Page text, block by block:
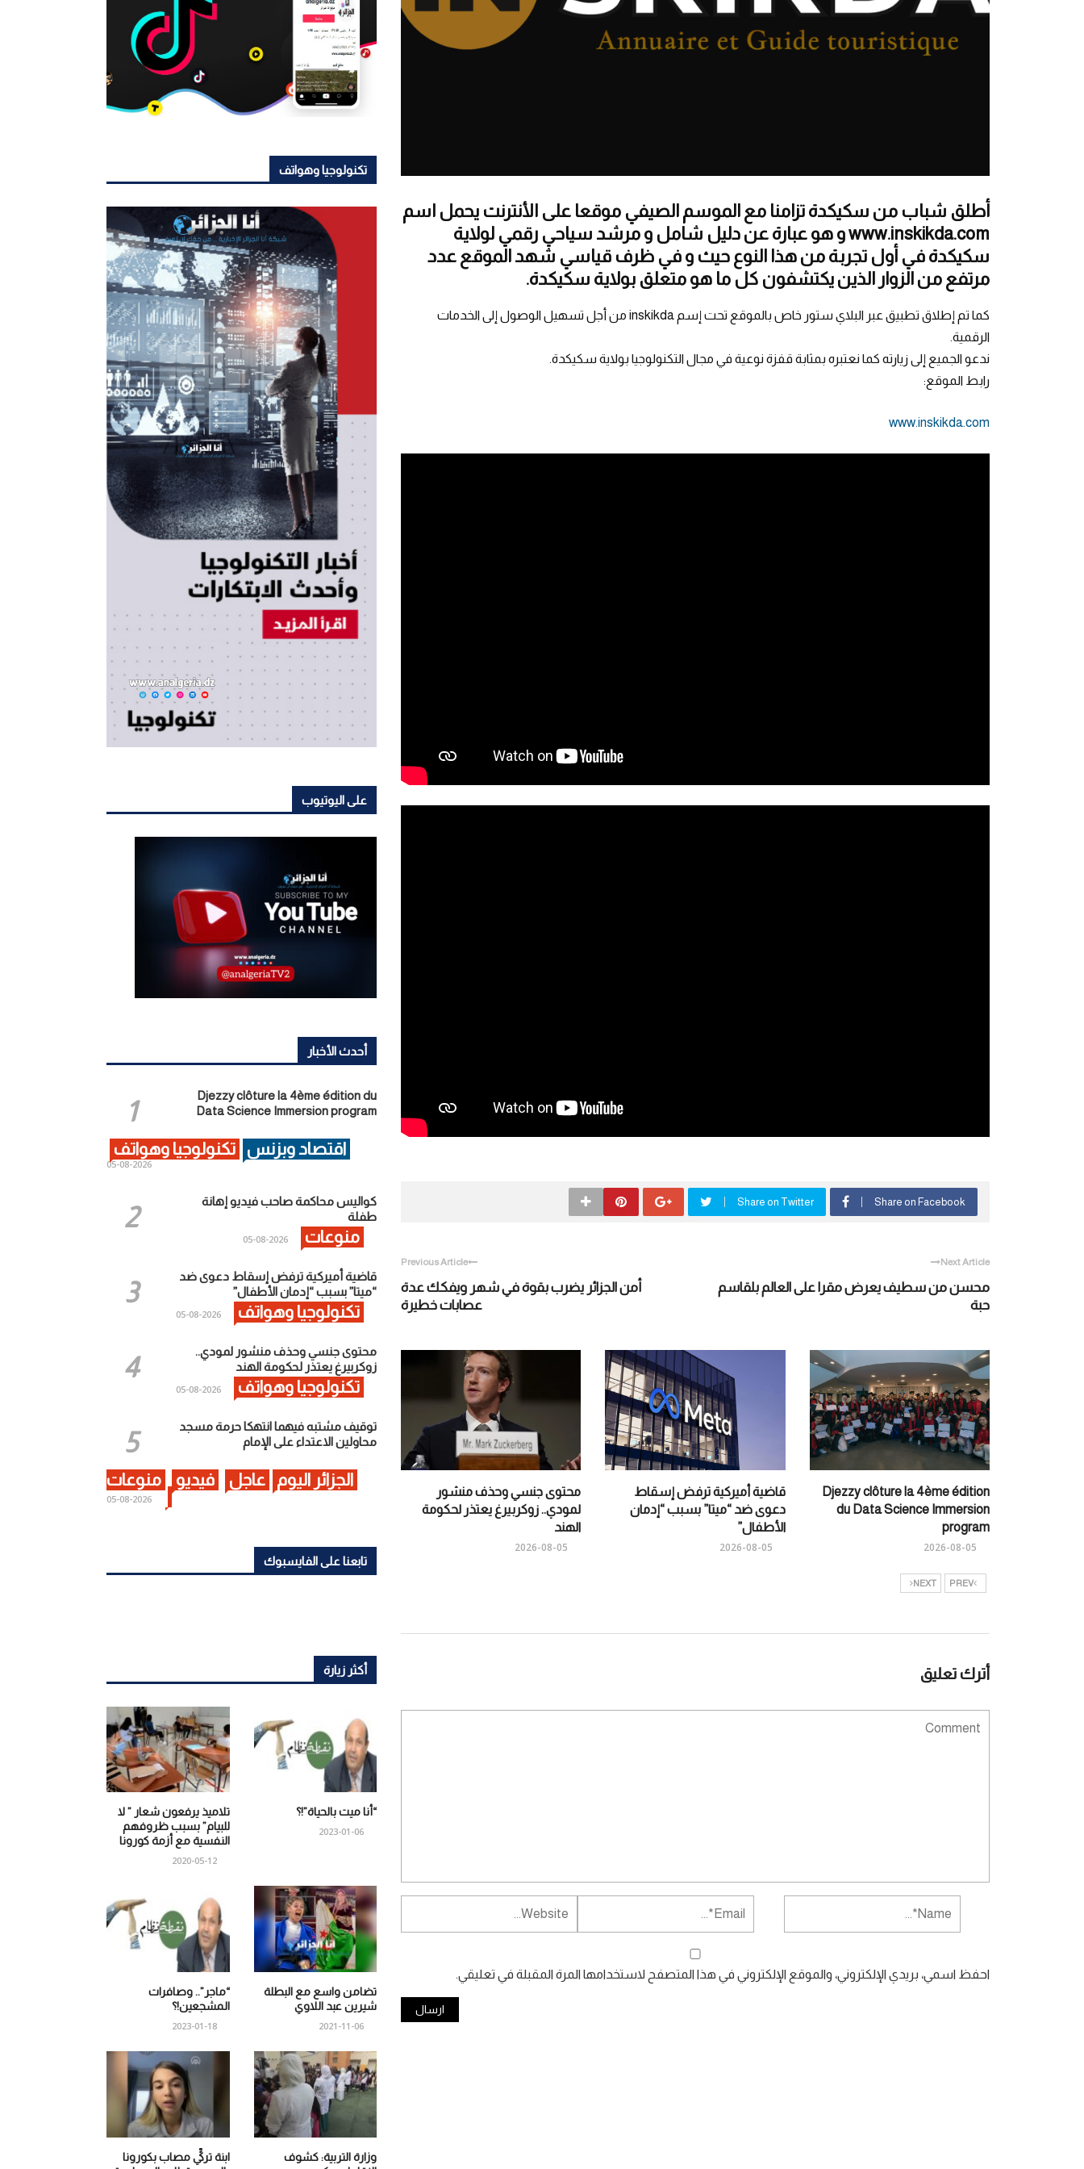
أطلق شباب من سكيكدة تزامنا مع الموسم الصيفي موقعا على الأنترنت يحمل اسم
www.inskikda.com و هو عبارة عن دليل شامل و مرشد سياحي رقمي لولاية
سكيكدة في أول تجربة من هذا النوع حيث و في ظرف قياسي شهد الموقع عدد
مرتفع من الزوار الذين يكتشفون كل ما هو متعلق بولاية سكيكدة.
كما تم إطلاق تطبيق عبر البلاي ستور خاص بالموقع تحت إسم inskikda من أجل تسهيل الوصول إلى الخدمات
الرقمية.
ندعو الجميع إلى زيارته كما نعتبره بمثابة قفزة نوعية في مجال التكنولوجيا بولاية سكيكدة.
رابط الموقع:
www.inskikda.com
Share on Facebook
Share on Twitter
Previous Article
أمن الجزائر يضرب بقوة في شهر ويفكك عدة
عصابات خطيرة
Next Article
محسن من سطيف يعرض مقرا على العالم بلقاسم
حبة
Djezzy clôture la 4ème édition
du Data Science Immersion
program
2026-08-05
قاضية أميركية ترفض إسقاط
دعوى ضد “ميتا” بسبب “إدمان
الأطفال”
2026-08-05
محتوى جنسي وحذف منشور
لمودي.. زوكربيرغ يعتذر لحكومة
الهند
2026-08-05
PREV
NEXT
أترك تعليق
احفظ اسمي، بريدي الإلكتروني، والموقع الإلكتروني في هذا المتصفح لاستخدامها المرة المقبلة في تعليقي.
تكنولوجيا وهواتف
على اليوتيوب
أحدث الأخبار
Djezzy clôture la 4ème édition du
Data Science Immersion program
اقتصاد وبزنس تكنولوجيا وهواتف
2026-08-05
كواليس محاكمة صاحب فيديو إهانة
طفلة
منوعات 2026-08-05
قاضية أميركية ترفض إسقاط دعوى ضد
“ميتا” بسبب “إدمان الأطفال”
تكنولوجيا وهواتف 2026-08-05
محتوى جنسي وحذف منشور لمودي..
زوكربيرغ يعتذر لحكومة الهند
تكنولوجيا وهواتف 2026-08-05
توقيف مشتبه فيهما انتهكا حرمة مسجد
محاولين الاعتداء على الإمام
الجزائر اليوم عاجل فيديو منوعات
2026-08-05
تابعنا على الفايسبوك
أكثر زيارة
تلاميذ يرفعون شعار ” لا
للبيام” بسبب ظروفهم
النفسية مع أزمة كورونا
2020-05-12
“أنا ميت بالحياة”!؟
2023-01-06
“ماجر”.. وصافرات
المشجعين!؟
2023-01-18
تضامن واسع مع البطلة
شيرين عبد اللاوي
2021-11-06
ابنة تركيٍّ مصاب بكورونا
وزارة التربية: كشوف